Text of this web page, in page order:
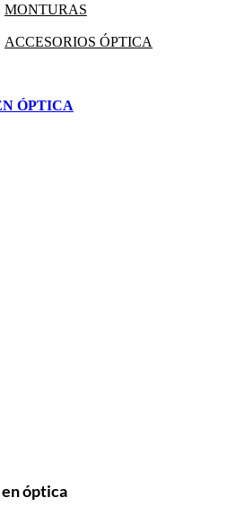
MONTURAS
ACCESORIOS ÓPTICA
ÓPTICA
óptica